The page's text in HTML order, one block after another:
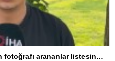
Yüz tanıma hatası: Vatandaşın fotoğrafı arananlar listesine eklendi